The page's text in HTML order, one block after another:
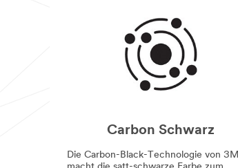
Carbon Schwarz
Die Carbon-Black-Technologie von 3M